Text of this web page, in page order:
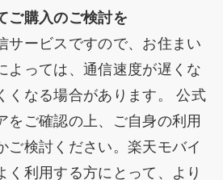
ご購入のご検討を
サービスですので、お住まい
よっては、通信速度が遅くな
くなる場合があります。 公式
をご確認の上、ご自身の利用
ご検討ください。楽天モバイ
く利用する方にとって、より